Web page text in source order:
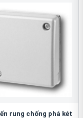
rung chống phá két